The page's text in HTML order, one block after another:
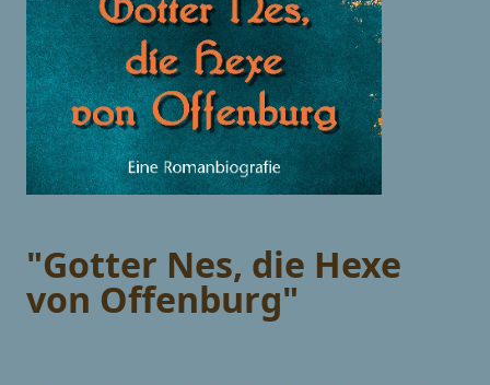
"Gotter Nes, die Hexe
von Offenburg"